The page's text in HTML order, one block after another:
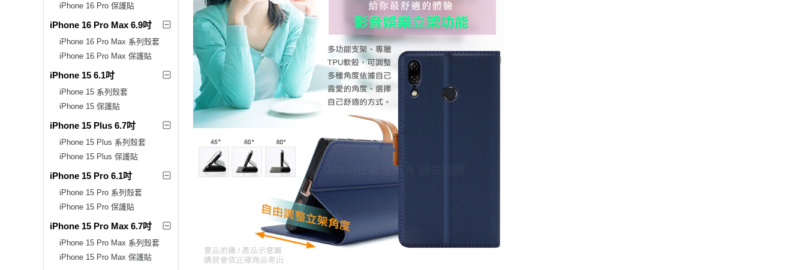
iPhone 16 Pro 保護貼
iPhone 16 Pro Max 6.9吋
iPhone 16 Pro Max 系列殼套
iPhone 16 Pro Max 保護貼
iPhone 15 6.1吋
iPhone 15 系列殼套
iPhone 15 保護貼
iPhone 15 Plus 6.7吋
iPhone 15 Plus 系列殼套
iPhone 15 Plus 保護貼
iPhone 15 Pro 6.1吋
iPhone 15 Pro 系列殼套
iPhone 15 Pro 保護貼
iPhone 15 Pro Max 6.7吋
iPhone 15 Pro Max 系列殼套
iPhone 15 Pro Max 保護貼